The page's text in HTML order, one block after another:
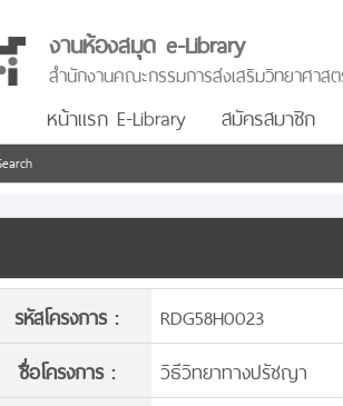
งานห้องสมุด e-Library
สำนักงานคณะกรรมการส่งเสริมวิทยาศาส
หน้าแรก E-Library สมัครสมาชิก
รหัสโครงการ :
RDG58H0023
ชื่อโครงการ :
วิธีวิทยาทางปรัชญา